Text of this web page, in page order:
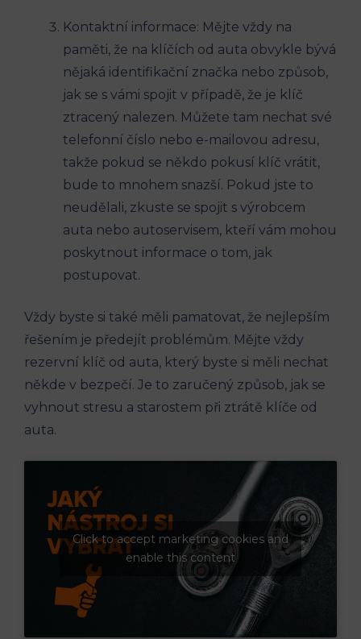
Kontaktní informace: Mějte vždy na
paměti, že na klíčích od auta obvykle bývá
nějaká identifikační značka nebo způsob,
jak se s vámi spojit v případě, že je klíč
ztracený nalezen. Můžete tam nechat své
telefonní číslo nebo e-mailovou adresu,
takže pokud se někdo pokusí klíč vrátit,
bude to mnohem snazší. Pokud jste to
neudělali, zkuste se spojit s výrobcem
auta nebo autoservisem, kteří vám mohou
poskytnout informace o tom, jak
postupovat.
Vždy byste si také měli pamatovat, že nejlepším
řešením je předejít problémům. Mějte vždy
rezervní klíč od auta, který byste si měli nechat
někde v bezpečí. Je to zaručený způsob, jak se
vyhnout stresu a starostem při ztrátě klíče od
auta.
Click to accept marketing cookies and
enable this content